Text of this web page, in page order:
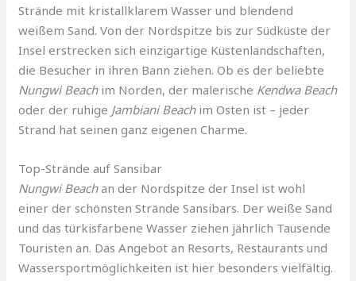
Strände mit kristallklarem Wasser und blendend
weißem Sand. Von der Nordspitze bis zur Südküste der
Insel erstrecken sich einzigartige Küstenlandschaften,
die Besucher in ihren Bann ziehen. Ob es der beliebte
Nungwi Beachim Norden, der malerische Kendwa Beach
oder der ruhige Jambiani Beachim Osten ist – jeder
Strand hat seinen ganz eigenen Charme.
Top-Strände auf Sansibar
Nungwi Beachan der Nordspitze der Insel ist wohl
einer der schönsten Strände Sansibars. Der weiße Sand
und das türkisfarbene Wasser ziehen jährlich Tausende
Touristen an. Das Angebot an Resorts, Restaurants und
Wassersportmöglichkeiten ist hier besonders vielfältig.